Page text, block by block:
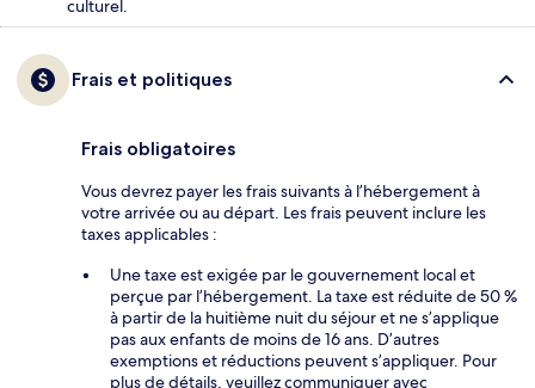
culturel.
Frais et politiques
Frais obligatoires
Vous devrez payer les frais suivants à l’hébergement à
votre arrivée ou au départ. Les frais peuvent inclure les
taxes applicables :
Une taxe est exigée par le gouvernement local et
perçue par l’hébergement. La taxe est réduite de 50 %
à partir de la huitième nuit du séjour et ne s’applique
pas aux enfants de moins de 16 ans. D’autres
exemptions et réductions peuvent s’appliquer. Pour
plus de détails, veuillez communiquer avec